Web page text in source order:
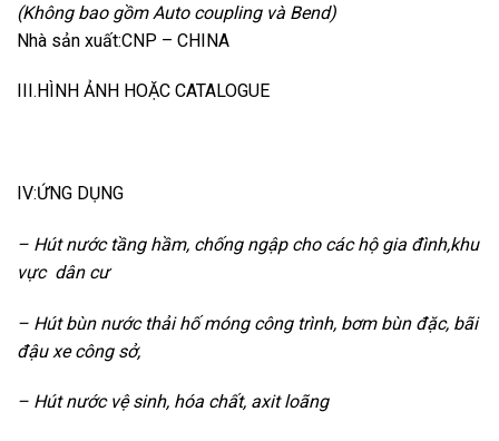
(Không bao gồm Auto coupling và Bend)
Nhà sản xuất:CNP – CHINA
III.HÌNH ẢNH HOẶC CATALOGUE
IV:ỨNG DỤNG
– Hút nước tầng hầm, chống ngập cho các hộ gia đình,khu
vực dân cư
– Hút bùn nước thải hố móng công trình, bơm bùn đặc, bãi
đậu xe công sở,
– Hút nước vệ sinh, hóa chất, axit loãng